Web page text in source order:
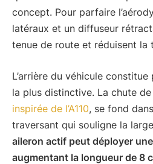
concept. Pour parfaire
latéraux et un diffuseur
tenue de route et réduisent la
L’arrière du véhicule
la plus distinctive. La chute
inspirée de l’A110, se fond
traversant qui souligne la
aileron actif peut déployer
augmentant la longueur de 8